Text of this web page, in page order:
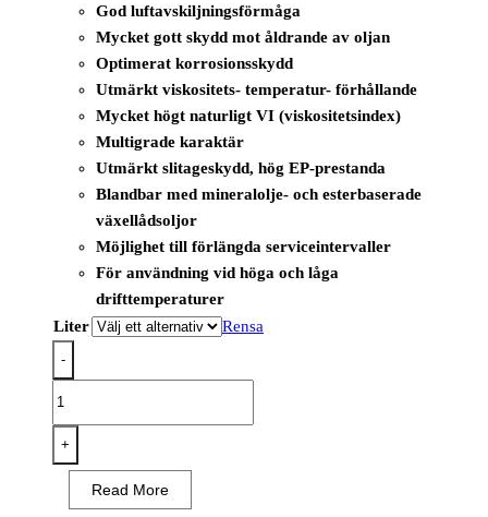
God luftavskiljningsförmåga
Mycket gott skydd mot åldrande av oljan
Optimerat korrosionsskydd
Utmärkt viskositets- temperatur- förhållande
Mycket högt naturligt VI (viskositetsindex)
Multigrade karaktär
Utmärkt slitageskydd, hög EP-prestanda
Blandbar med mineralolje- och esterbaserade
växellådsoljor
Möjlighet till förlängda serviceintervaller
För användning vid höga och låga
drifttemperaturer
Liter
Rensa
-
XT
150
mängd
+
Read More